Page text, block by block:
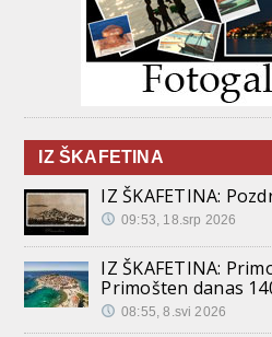
IZ ŠKAFETINA
IZ ŠKAFETINA:
09:53, 18.srp 2026
IZ ŠKAFETINA:
Primošten danas
08:55, 8.svi 2026